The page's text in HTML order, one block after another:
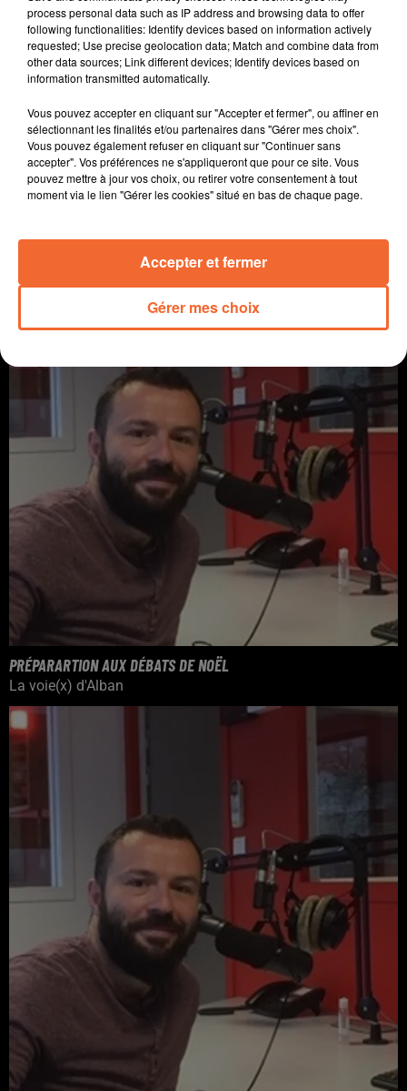
La voie(x) d'Alban
PRÉPARARTION AUX DÉBATS DE NOËL
La voie(x) d'Alban
process personal data such as IP address and browsing data to offer
following functionalities: Identify devices based on information actively
requested; Use precise geolocation data; Match and combine data from
other data sources; Link different devices; Identify devices based on
information transmitted automatically.
Vous pouvez accepter en cliquant sur "Accepter et fermer", ou affiner en
sélectionnant les finalités et/ou partenaires dans "Gérer mes choix".
Vous pouvez également refuser en cliquant sur "Continuer sans
accepter". Vos préférences ne s'appliqueront que pour ce site. Vous
pouvez mettre à jour vos choix, ou retirer votre consentement à tout
moment via le lien "Gérer les cookies" situé en bas de chaque page.
Gérer mes choix
Accepter et fermer